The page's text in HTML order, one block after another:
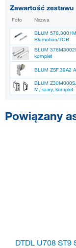
Zawartość zestawu
Foto Nazwa
BLUM
Blumotion/TOB
BLUM
komplet
BLUM ZSF.39A2
BLUM
M, szary, komplet
Powiązany
DTDL U708 ST9